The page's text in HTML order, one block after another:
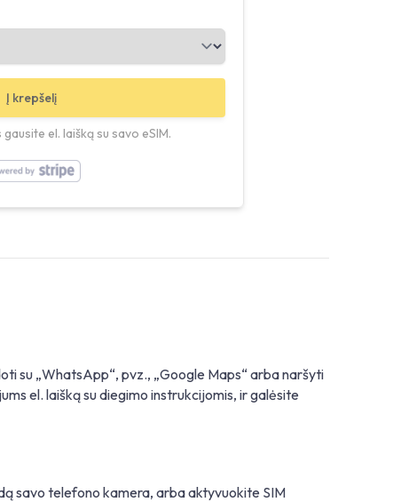
Į krepšelį
el. laišką su savo eSIM.
su „WhatsApp“, pvz., „Google Maps“ arba naršyti
el. laišką su diegimo instrukcijomis, ir galėsite
savo telefono kamera, arba aktyvuokite SIM